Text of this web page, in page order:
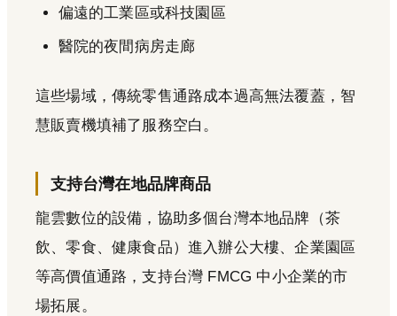
偏遠的工業區或科技園區
醫院的夜間病房走廊
這些場域，傳統零售通路成本過高無法覆蓋，智
慧販賣機填補了服務空白。
支持台灣在地品牌商品
龍雲數位的設備，協助多個台灣本地品牌（茶
飲、零食、健康食品）進入辦公大樓、企業園區
等高價值通路，支持台灣 FMCG 中小企業的市
場拓展。